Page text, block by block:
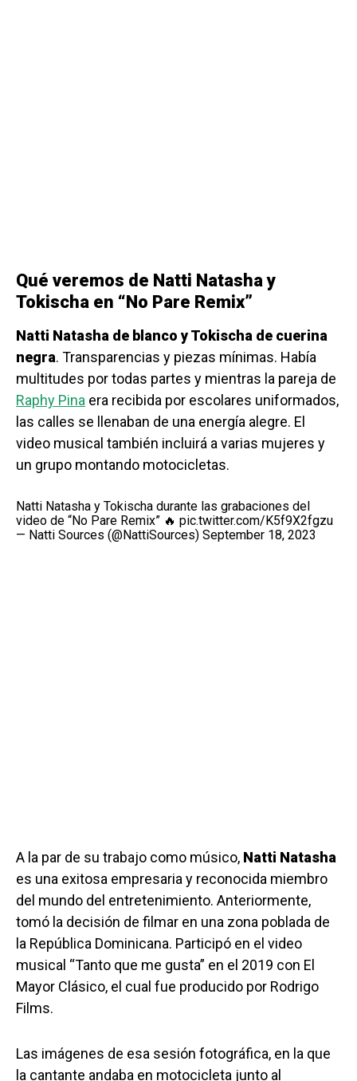
Qué veremos de Natti Natasha y
Tokischa en “No Pare Remix”
Natti Natasha de blanco y Tokischa de cuerina
negra. Transparencias y piezas mínimas. Había
multitudes por todas partes y mientras la pareja de
Raphy Pina era recibida por escolares uniformados,
las calles se llenaban de una energía alegre. El
video musical también incluirá a varias mujeres y
un grupo montando motocicletas.
Natti Natasha y Tokischa durante las grabaciones del
video de “No Pare Remix” 🔥 pic.twitter.com/K5f9X2fgzu
— Natti Sources (@NattiSources) September 18, 2023
A la par de su trabajo como músico, Natti Natasha
es una exitosa empresaria y reconocida miembro
del mundo del entretenimiento. Anteriormente,
tomó la decisión de filmar en una zona poblada de
la República Dominicana. Participó en el video
musical “Tanto que me gusta” en el 2019 con El
Mayor Clásico, el cual fue producido por Rodrigo
Films.
Las imágenes de esa sesión fotográfica, en la que
la cantante andaba en motocicleta junto al